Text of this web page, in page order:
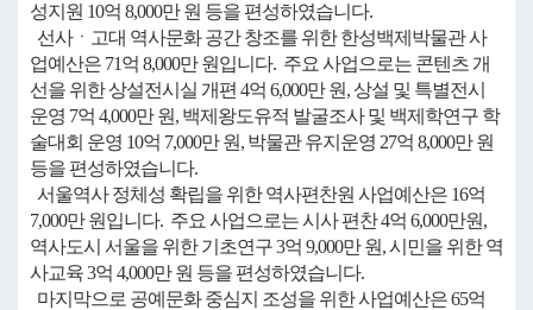
성지원 10억 8,000만 원 등을 편성하였습니다.
선사ㆍ고대 역사문화 공간 창조를 위한 한성백제박물관 사
업예산은 71억 8,000만 원입니다. 주요 사업으로는 콘텐츠 개
선을 위한 상설전시실 개편 4억 6,000만 원, 상설 및 특별전시
운영 7억 4,000만 원, 백제왕도유적 발굴조사 및 백제학연구 학
술대회 운영 10억 7,000만 원, 박물관 유지운영 27억 8,000만 원
등을 편성하였습니다.
서울역사 정체성 확립을 위한 역사편찬원 사업예산은 16억
7,000만 원입니다. 주요 사업으로는 시사 편찬 4억 6,000만원,
역사도시 서울을 위한 기초연구 3억 9,000만 원, 시민을 위한 역
사교육 3억 4,000만 원 등을 편성하였습니다.
마지막으로 공예문화 중심지 조성을 위한 사업예산은 65억